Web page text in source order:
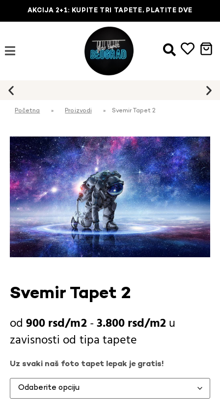
AKCIJA 2+1: KUPITE TRI TAPETE, PLATITE DVE
Početna » Proizvodi » Svemir Tapet 2
Svemir Tapet 2
900rsd -3.800rsd
u
zavisnosti od tipa tapete
Uz svaki naš foto tapet lepak je gratis!